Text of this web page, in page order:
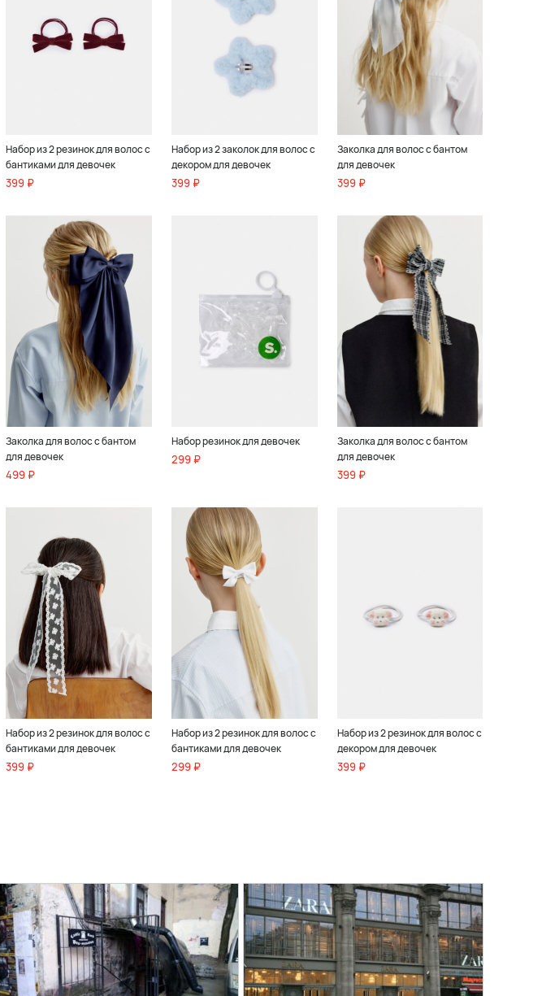
Набор из 2 резинок для волос с
бантиками для девочек
399 ₽
Набор из 2 заколок для волос с
декором для девочек
399 ₽
Заколка для волос с бантом
для девочек
399 ₽
Заколка для волос с бантом
для девочек
499 ₽
Набор резинок для девочек
299 ₽
Заколка для волос с бантом
для девочек
399 ₽
Набор из 2 резинок для волос с
бантиками для девочек
399 ₽
Набор из 2 резинок для волос с
бантиками для девочек
299 ₽
Набор из 2 резинок для волос с
декором для девочек
399 ₽